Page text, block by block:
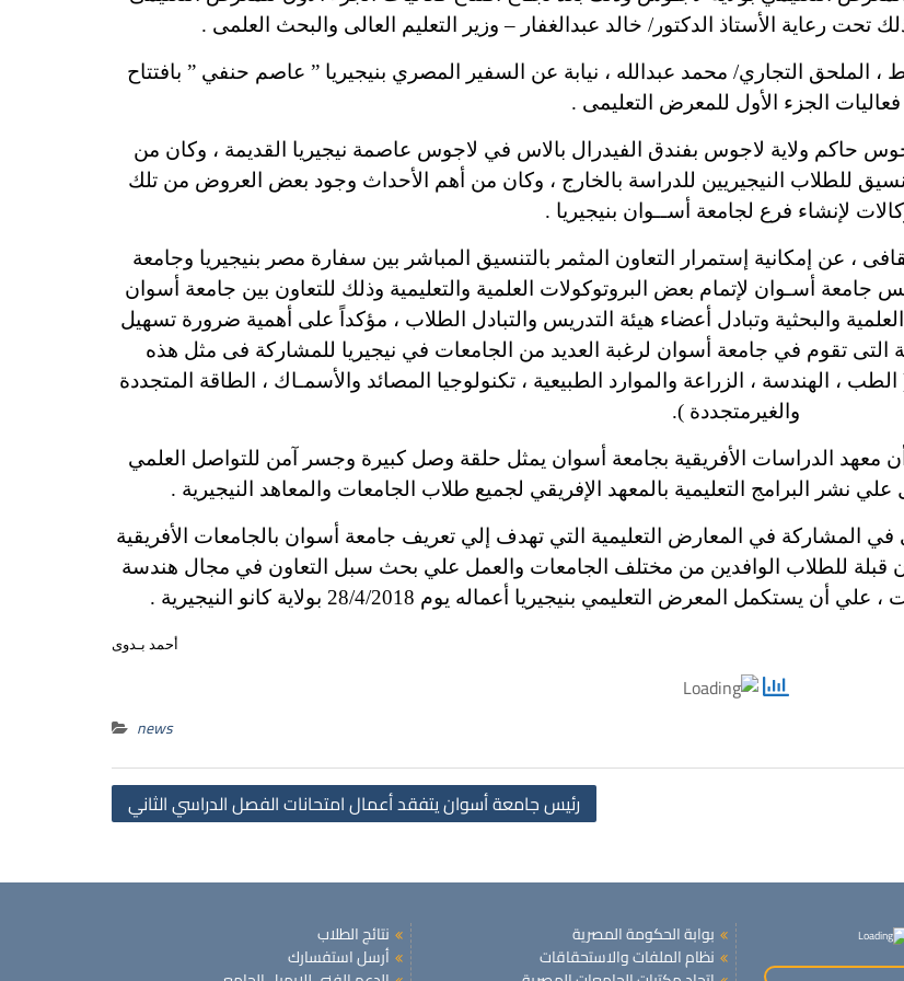
تحت رعاية الأستاذ الدكتور/ خالد عبدالغفار – وزير التعليم العالى والبحث العلمى .
، الملحق التجاري/ محمد عبدالله ، نيابة عن السفير المصري بنيجيريا ” عاصم حنفي ” بافتتاح
فعاليات الجزء الأول للمعرض التعليمى .
حاكم ولاية لاجوس بفندق الفيدرال بالاس في لاجوس عاصمة نيجيريا القديمة ، وكان من
للطلاب النيجيريين للدراسة بالخارج ، وكان من أهم الأحداث وجود بعض العروض من تلك
لإنشاء فرع لجامعة أســوان بنيجيريا .
، عن إمكانية إستمرار التعاون المثمر بالتنسيق المباشر بين سفارة مصر بنيجيريا وجامعة
جامعة أسـوان لإتمام بعض البروتوكولات العلمية والتعليمية وذلك للتعاون بين جامعة أسوان
والبحثية وتبادل أعضاء هيئة التدريس والتبادل الطلاب ، مؤكداً على أهمية ضرورة تسهيل
التى تقوم في جامعة أسوان لرغبة العديد من الجامعات في نيجيريا للمشاركة فى مثل هذه
، الهندسة ، الزراعة والموارد الطبيعية ، تكنولوجيا المصائد والأسمـاك ، الطاقة المتجددة
والغيرمتجددة ).
أن معهد الدراسات الأفريقية بجامعة أسوان يمثل حلقة وصل كبيرة وجسر آمن للتواصل العلمي
نشر البرامج التعليمية بالمعهد الإفريقي لجميع طلاب الجامعات والمعاهد النيجيرية .
المشاركة في المعارض التعليمية التي تهدف إلي تعريف جامعة أسوان بالجامعات الأفريقية
قبلة للطلاب الوافدين من مختلف الجامعات والعمل علي بحث سبل التعاون في مجال هندسة
المعرض التعليمي بنيجيريا أعماله يوم 28/4/2018 بولاية كانو النيجيرية .
أحمد بـدوى
news
رئيس جامعة أسوان يتفقد أعمال امتحانات الفصل الدراسي الثاني
نتائج الطلاب
أرسل استفسارك
بوابة الحكومة المصرية
نظام الملفات والاستحقاقات